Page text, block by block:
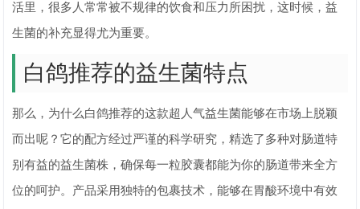
活里，很多人常常被不规律的饮食和压力所困扰，这时候，益
生菌的补充显得尤为重要。
白鸽推荐的益生菌特点
那么，为什么白鸽推荐的这款超人气益生菌能够在市场上脱颖
而出呢？它的配方经过严谨的科学研究，精选了多种对肠道特
别有益的益生菌株，确保每一粒胶囊都能为你的肠道带来全方
位的呵护。产品采用独特的包裹技术，能够在胃酸环境中有效